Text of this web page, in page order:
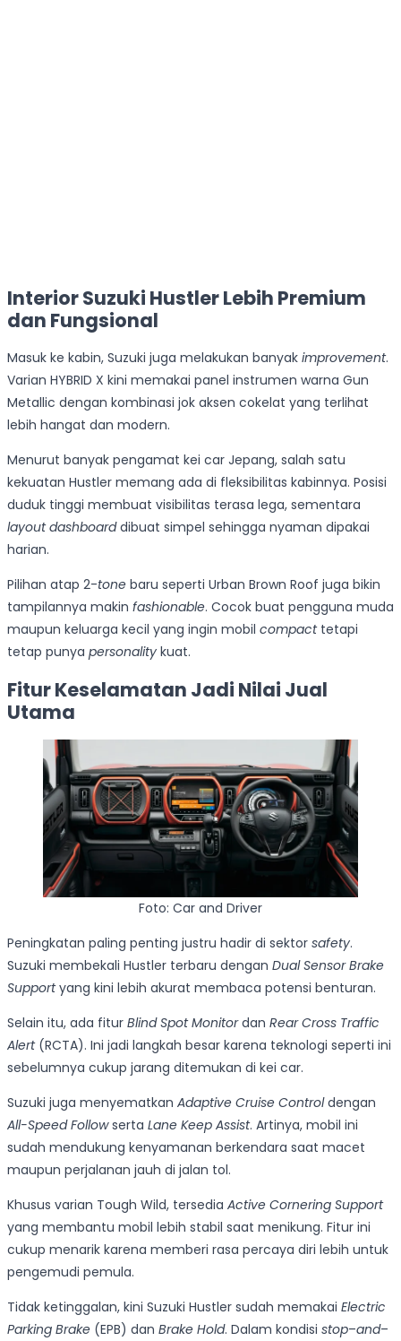
Interior Suzuki Hustler Lebih Premium
dan Fungsional
Masuk ke kabin, Suzuki juga melakukan banyak improvement.
Varian HYBRID X kini memakai panel instrumen warna Gun
Metallic dengan kombinasi jok aksen cokelat yang terlihat
lebih hangat dan modern.
Menurut banyak pengamat kei car Jepang, salah satu
kekuatan Hustler memang ada di fleksibilitas kabinnya. Posisi
duduk tinggi membuat visibilitas terasa lega, sementara
layout dashboarddibuat simpel sehingga nyaman dipakai
harian.
Pilihan atap 2-tone baru seperti Urban Brown Roof juga bikin
tampilannya makin fashionable. Cocok buat pengguna muda
maupun keluarga kecil yang ingin mobil compacttetapi
tetap punya personality kuat.
Fitur Keselamatan Jadi Nilai Jual
Utama
Foto: Car and Driver
Peningkatan paling penting justru hadir di sektor safety.
Suzuki membekali Hustler terbaru dengan Dual Sensor Brake
Supportyang kini lebih akurat membaca potensi benturan.
Selain itu, ada fitur Blind Spot Monitordan Rear Cross Traffic
Alert(RCTA). Ini jadi langkah besar karena teknologi seperti ini
sebelumnya cukup jarang ditemukan di kei car.
Suzuki juga menyematkan Adaptive Cruise Controldengan
All-Speed Followserta Lane Keep Assist. Artinya, mobil ini
sudah mendukung kenyamanan berkendara saat macet
maupun perjalanan jauh di jalan tol.
Khusus varian Tough Wild, tersedia Active Cornering Support
yang membantu mobil lebih stabil saat menikung. Fitur ini
cukup menarik karena memberi rasa percaya diri lebih untuk
pengemudi pemula.
Tidak ketinggalan, kini Suzuki Hustler sudah memakai Electric
Parking Brake (EPB) dan Brake Hold. Dalam kondisi stop–and–